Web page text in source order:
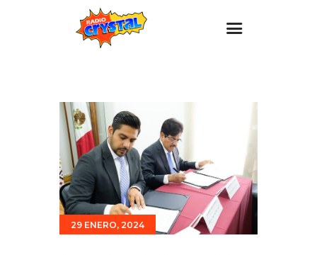
Estaciones
Eventos
Promociones
Noticias
Para ti
Contacto
29 ENERO, 2024